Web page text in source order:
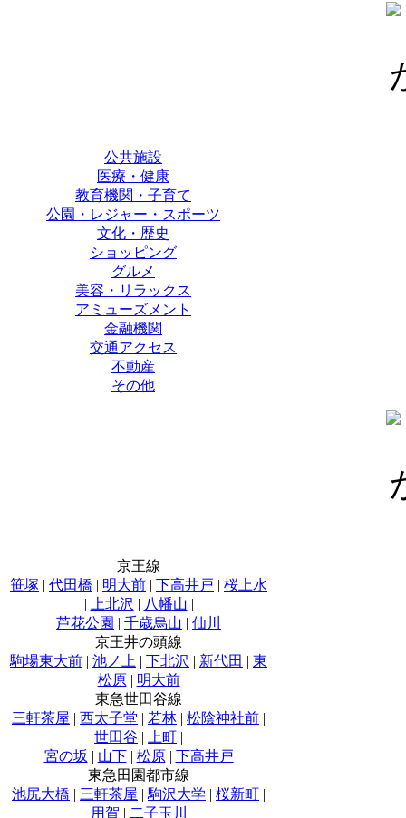
公共施設
医療・健康
教育機関・子育て
公園・レジャー・スポーツ
文化・歴史
ショッピング
グルメ
美容・リラックス
アミューズメント
金融機関
交通アクセス
不動産
その他
京王線
笹塚 | 代田橋 | 明大前 | 下高井戸 | 桜上水
|
上北沢 | 八幡山 |
芦花公園 | 千歳烏山 | 仙川
京王井の頭線
駒場東大前 | 池ノ上 | 下北沢 | 新代田 | 東
松原| 明大前
東急世田谷線
三軒茶屋 | 西太子堂 | 若林 | 松陰神社前 |
世田谷 | 上町 |
宮の坂 | 山下| 松原| 下高井戸
東急田園都市線
池尻大橋 | 三軒茶屋 | 駒沢大学 | 桜新町 |
用賀 | 二子玉川